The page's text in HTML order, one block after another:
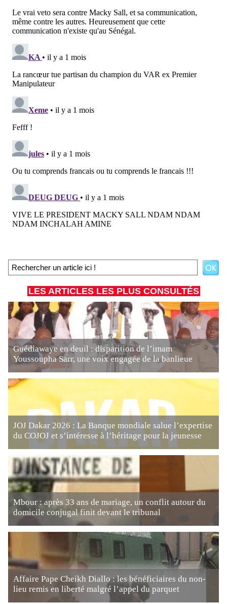
LES ARTICLES LES PLUS CONSULTÉS
Guédiawaye en deuil : disparition de l’imam
Youssoupha Sarr, une voix engagée de la banlieue
JOJ Dakar 2026 : La Banque mondiale salue l’expertise
du COJOJ et s’intéresse à l’héritage pour la jeunesse
Mbour : après 33 ans de mariage, un conflit autour du
domicile conjugal finit devant le tribunal
Affaire Pape Cheikh Diallo : les bénéficiaires du non-
lieu remis en liberté malgré l’appel du parquet